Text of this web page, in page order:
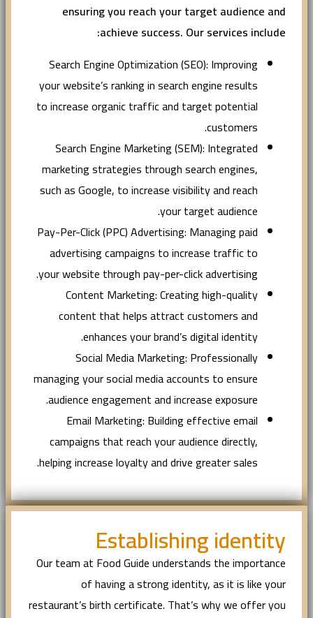
ensuring you reach your target audience and
achieve success. Our services include:
Search Engine Optimization (SEO): Improving
your website’s ranking in search engine results
to increase organic traffic and target potential
customers.
Search Engine Marketing (SEM): Integrated
marketing strategies through search engines,
such as Google, to increase visibility and reach
your target audience.
Pay-Per-Click (PPC) Advertising: Managing paid
advertising campaigns to increase traffic to
your website through pay-per-click advertising.
Content Marketing: Creating high-quality
content that helps attract customers and
enhances your brand’s digital identity.
Social Media Marketing: Professionally
managing your social media accounts to ensure
audience engagement and increase exposure.
Email Marketing: Building effective email
campaigns that reach your audience directly,
helping increase loyalty and drive greater sales.
Establishing identity
Our team at Food Guide understands the importance
of having a strong identity, as it is like your
restaurant’s birth certificate. That’s why we offer you